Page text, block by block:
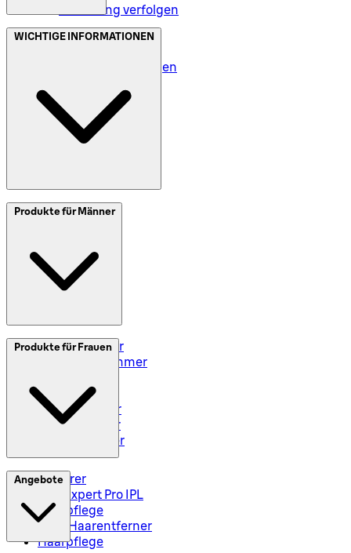
Bestellung verfolgen
Datenschutz (DE)
Geschäftsbedingungen
Meine Daten (AT)
WICHTIGE INFORMATIONEN
SplitIt
Produkte für Männer
Elektrorasierer
Styler und Trimmer
Rasiersets
Rasierzubehör
Body Groomer
Haarschneider
Produkte für Frauen
Epilierer
Silk-Expert Pro IPL
Hautpflege
Mini-Haarentferner
Haarpflege
Angebote